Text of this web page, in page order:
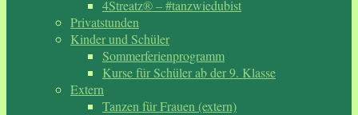
4Streatz® – #tanzwiedubist
Privatstunden
Kinder und Schüler
Sommerferienprogramm
Kurse für Schüler ab der 9. Klasse
Extern
Tanzen für Frauen (extern)